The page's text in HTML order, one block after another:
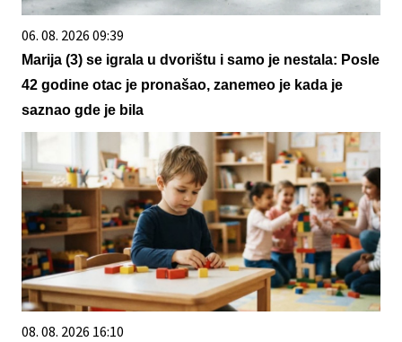
06. 08. 2026 09:39
Marija (3) se igrala u dvorištu i samo je nestala: Posle
42 godine otac je pronašao, zanemeo je kada je
saznao gde je bila
08. 08. 2026 16:10